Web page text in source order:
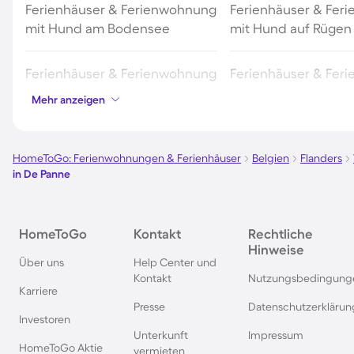
Ferienhäuser & Ferienwohnung
mit Hund am Bodensee
Ferienhäuser &
mit Hund auf Rügen
Ferienhäuser & Ferienwohnung
mit Hund an der Nordsee
Ferienhäuser &
mit Hund auf Fehmarn
mit Hund in
Ferienhäuser & Ferienwohnung
mit Hund in Warnemünde
Ferienhäuser &
mit Hund in Berlin
Ferienhäuser & Ferienwohnung
mit Hund auf Usedom
Ferienhäuser &
Mehr anzeigen
HomeToGo: Ferienwohnungen & Ferienhäuser Belgien Flanders
in De Panne
HomeToGo
Über uns
Karriere
Investoren
HomeToGo Aktie
Kontakt
Help Center und
Kontakt
Presse
Unterkunft
vermieten
Rechtliche
Hinweise
Impressum